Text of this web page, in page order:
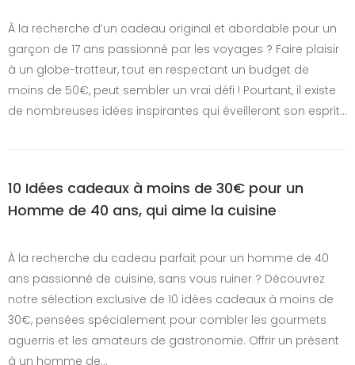
À la recherche d’un cadeau original et abordable pour un
garçon de 17 ans passionné par les voyages ? Faire plaisir
à un globe-trotteur, tout en respectant un budget de
moins de 50€, peut sembler un vrai défi ! Pourtant, il existe
de nombreuses idées inspirantes qui éveilleront son esprit…
10 Idées cadeaux à moins de 30€ pour un
Homme de 40 ans, qui aime la cuisine
À la recherche du cadeau parfait pour un homme de 40
ans passionné de cuisine, sans vous ruiner ? Découvrez
notre sélection exclusive de 10 idées cadeaux à moins de
30€, pensées spécialement pour combler les gourmets
aguerris et les amateurs de gastronomie. Offrir un présent
à un homme de…